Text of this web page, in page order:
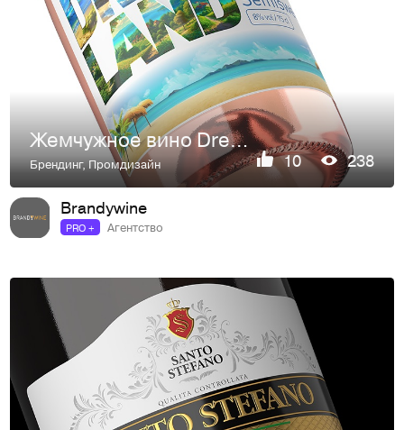
Жемчужное вино Dream Land
Брендинг,Промдизайн 10 238
Brandywine
PRO + Агентство